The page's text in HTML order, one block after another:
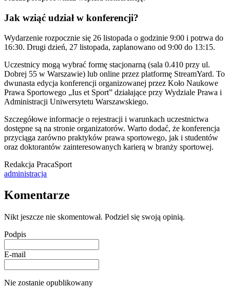
Jak wziąć udział w konferencji?
Wydarzenie rozpocznie się 26 listopada o godzinie 9:00 i potrwa do
16:30. Drugi dzień, 27 listopada, zaplanowano od 9:00 do 13:15.
Uczestnicy mogą wybrać formę stacjonarną (sala 0.410 przy ul.
Dobrej 55 w Warszawie) lub online przez platformę StreamYard. To
dwunasta edycja konferencji organizowanej przez Koło Naukowe
Prawa Sportowego „Ius et Sport” działające przy Wydziale Prawa i
Administracji Uniwersytetu Warszawskiego.
Szczegółowe informacje o rejestracji i warunkach uczestnictwa
dostępne są na stronie organizatorów. Warto dodać, że konferencja
przyciąga zarówno praktyków prawa sportowego, jak i studentów
oraz doktorantów zainteresowanych karierą w branży sportowej.
Redakcja PracaSport
administracja
Komentarze
Nikt jeszcze nie skomentował. Podziel się swoją opinią.
Podpis
E-mail
Nie zostanie opublikowany